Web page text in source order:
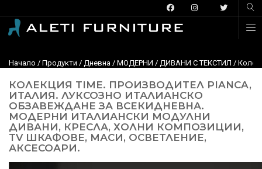
Начало / Продукти / Дневна / МОДЕРНИ / ДИВАНИ С ТЕКСТИЛ /
КОЛЕКЦИЯ TIME. ПРОИЗВОДИТЕЛ PIANCA,
ИТАЛИЯ. ЛУКСОЗНО ИТАЛИАНСКО
ОБЗАВЕЖДАНЕ ЗА ВСЕКИДНЕВНА.
МОДЕРНИ ИТАЛИАНСКИ МОДУЛНИ
ДИВАНИ, КРЕСЛА, ХОЛНИ КОМПОЗИЦИИ,
TV ШКАФОВЕ, МАСИ, ОСВЕТЛЕНИЕ,
АКСЕСОАРИ.